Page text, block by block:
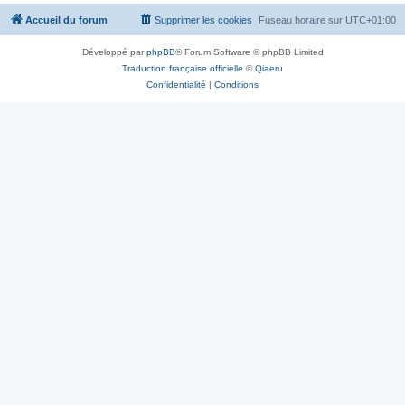
Accueil du forum Fuseau horaire sur UTC+01:00
Supprimer les cookies
Développé parphpBB® Forum Software © phpBB Limited
Traduction française officielle ©Qiaeru
Confidentialité | Conditions